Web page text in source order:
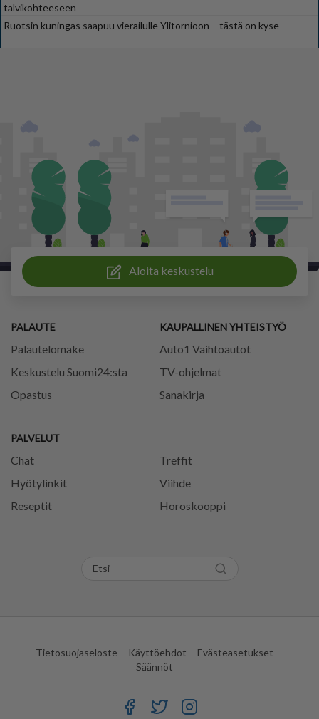
talvikohteeseen
Ruotsin kuningas saapuu vierailulle Ylitornioon – tästä on kyse
Aloita keskustelu
PALAUTE
Palautelomake
Keskustelu Suomi24:sta
Opastus
PALVELUT
Chat
Treffit
Hyötylinkit
Viihde
Reseptit
Horoskooppi
KAUPALLINEN YHTEISTYÖ
Auto1 Vaihtoautot
TV-ohjelmat
Sanakirja
Tietosuojaseloste Käyttöehdot
Evästeasetukset
Säännöt